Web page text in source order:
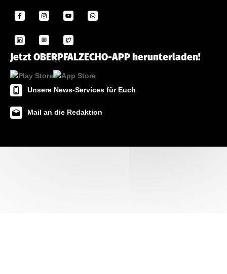
Jetzt OBERPFALZECHO-APP herunterladen!
Unsere News-Services für Euch
Mail an die Redaktion